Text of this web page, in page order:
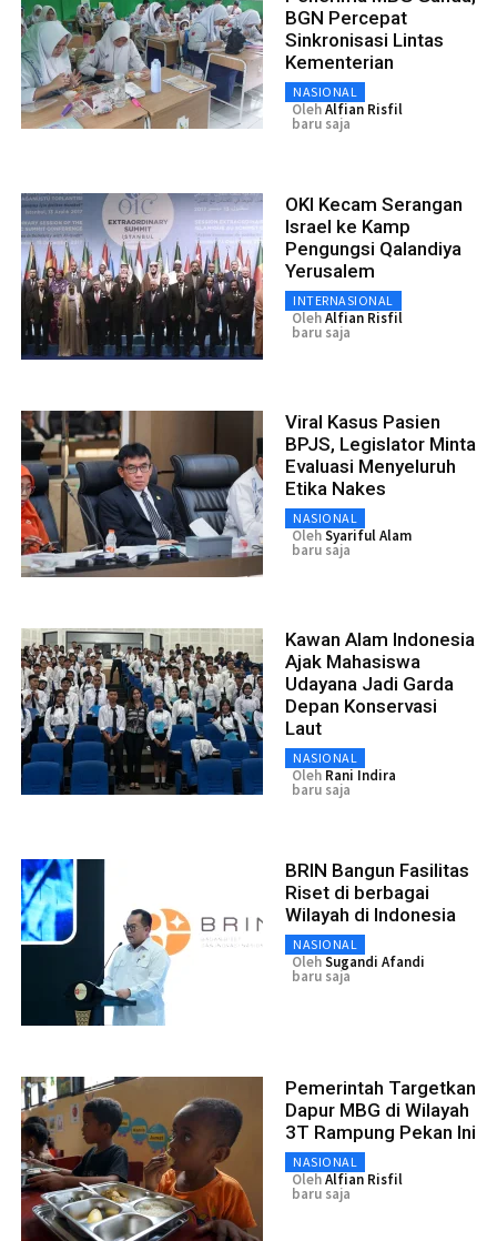
BGN Percepat
Sinkronisasi Lintas
Kementerian
NASIONAL
OlehAlfian Risfil
baru saja
OKI Kecam Serangan
Israel ke Kamp
Pengungsi Qalandiya
Yerusalem
INTERNASIONAL
OlehAlfian Risfil
baru saja
Viral Kasus Pasien
BPJS, Legislator Minta
Evaluasi Menyeluruh
Etika Nakes
NASIONAL
OlehSyariful Alam
baru saja
Kawan Alam Indonesia
Ajak Mahasiswa
Udayana Jadi Garda
Depan Konservasi
Laut
NASIONAL
Oleh Rani Indira
baru saja
BRIN Bangun Fasilitas
Riset di berbagai
Wilayah di Indonesia
NASIONAL
OlehSugandi Afandi
baru saja
Pemerintah Targetkan
Dapur MBG di Wilayah
3T Rampung Pekan Ini
NASIONAL
OlehAlfian Risfil
baru saja